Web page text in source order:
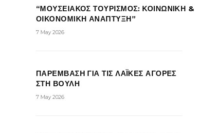
“ΜΟΥΣΕΙΑΚΟΣ ΤΟΥΡΙΣΜΟΣ: ΚΟΙΝΩΝΙΚΗ &
ΟΙΚΟΝΟΜΙΚΗ ΑΝΑΠΤΥΞΗ”
7 May 2026
ΠΑΡΕΜΒΑΣΗ ΓΙΑ ΤΙΣ ΛΑΪΚΕΣ ΑΓΟΡΕΣ
ΣΤΗ ΒΟΥΛΗ
7 May 2026